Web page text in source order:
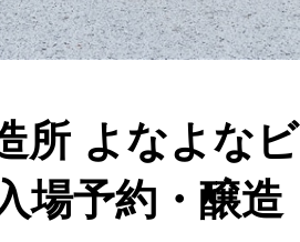
所 よなよなビ
場予約・醸造